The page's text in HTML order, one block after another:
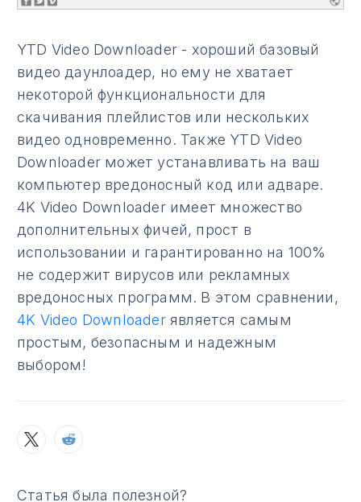
YTD Video Downloader - хороший базовый
видео даунлоадер, но ему не хватает
некоторой функциональности для
скачивания плейлистов или нескольких
видео одновременно. Также YTD Video
Downloader может устанавливать на ваш
компьютер вредоносный код или адваре.
4K Video Downloader имеет множество
дополнительных фичей, прост в
использовании и гарантированно на 100%
не содержит вирусов или рекламных
вредоносных программ. В этом сравнении,
4K Video Downloaderявляется самым
простым, безопасным и надежным
выбором!
Статья была полезной?